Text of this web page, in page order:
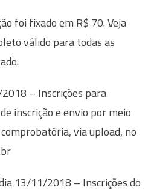
foi fixado em R$ 70. Veja
válido para todas as
– Inscrições para
inscrição e envio por meio
via upload, no
13/11/2018 – Inscrições do